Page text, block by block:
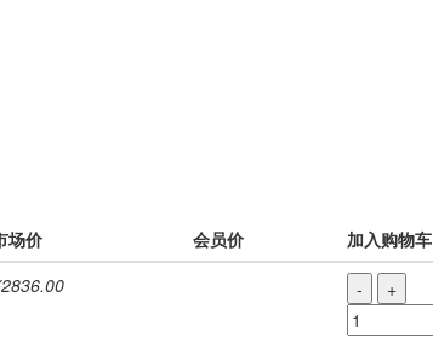
场价 会员价
加入购物车
- +